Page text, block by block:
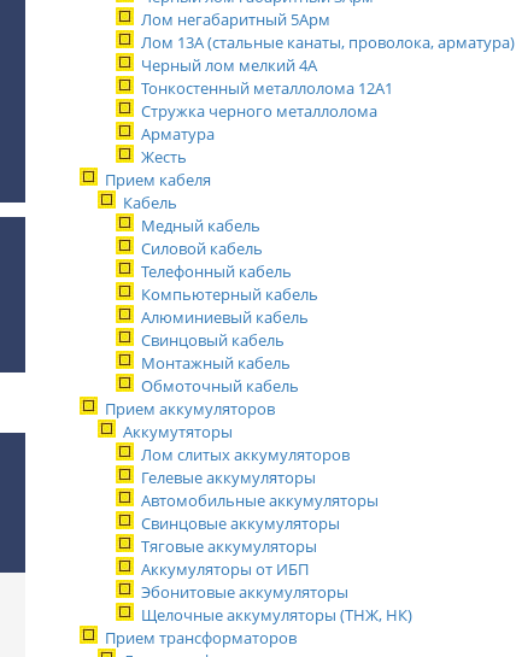
Лом негабаритный 5Арм
Лом 13А (стальные канаты, проволока, арматура)
Черный лом мелкий 4А
Тонкостенный металлолома 12А1
Стружка черного металлолома
Арматура
Жесть
Прием кабеля
Кабель
Медный кабель
Силовой кабель
Телефонный кабель
Компьютерный кабель
Алюминиевый кабель
Свинцовый кабель
Монтажный кабель
Обмоточный кабель
Прием аккумуляторов
Аккумутяторы
Лом слитых аккумуляторов
Гелевые аккумуляторы
Автомобильные аккумуляторы
Свинцовые аккумуляторы
Тяговые аккумуляторы
Аккумуляторы от ИБП
Эбонитовые аккумуляторы
Щелочные аккумуляторы (ТНЖ, НК)
Прием трансформаторов